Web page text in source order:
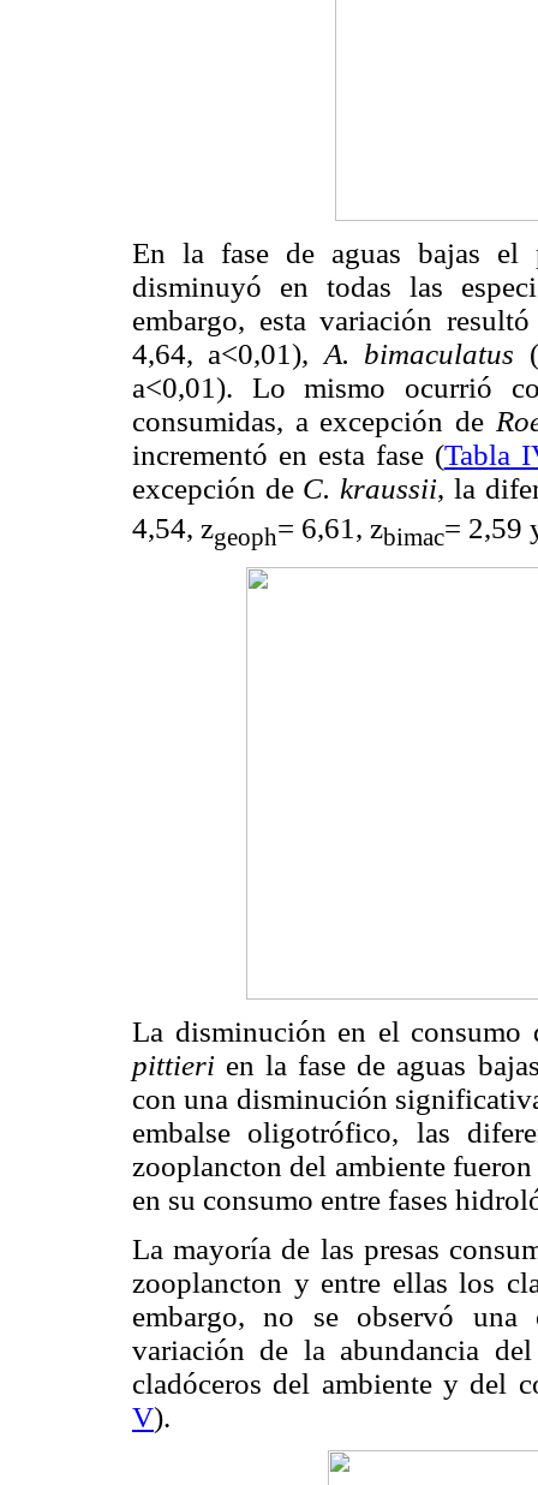
En la fase de aguas bajas el
disminuyó en todas las
embargo, esta variación
4,64, a<0,01), A. bimaculatus
a<0,01). Lo mismo ocurrió
consumidas, a excepción de
incrementó en esta fase (Tabla
excepción de C. kraussii, la
4,54, zgeoph= 6,61, zbimac= 2,59
La disminución en el
pittieri en la fase de aguas
con una disminución
embalse oligotrófico, las
zooplancton del ambiente
en su consumo entre fases
La mayoría de las presas
zooplancton y entre ellas los
embargo, no se observó
variación de la abundancia
cladóceros del ambiente y del
V).